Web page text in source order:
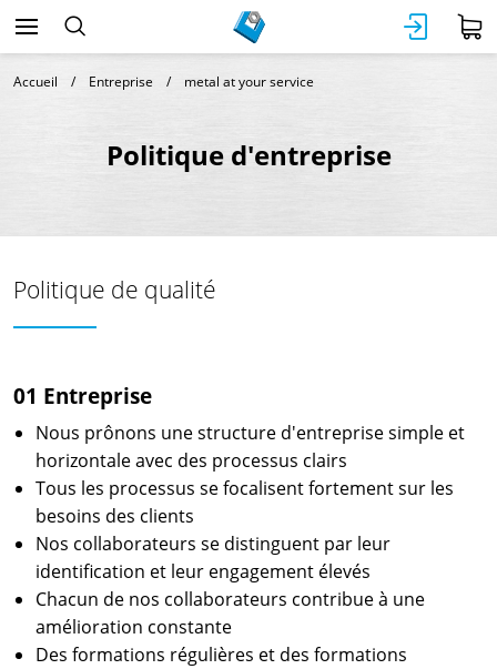
Accueil Entreprise metal at your service
Politique d'entreprise
Politique de qualité
01 Entreprise
Nous prônons une structure d'entreprise simple et
horizontale avec des processus clairs
Tous les processus se focalisent fortement sur les
besoins des clients
Nos collaborateurs se distinguent par leur
identification et leur engagement élevés
Chacun de nos collaborateurs contribue à une
amélioration constante
Des formations régulières et des formations